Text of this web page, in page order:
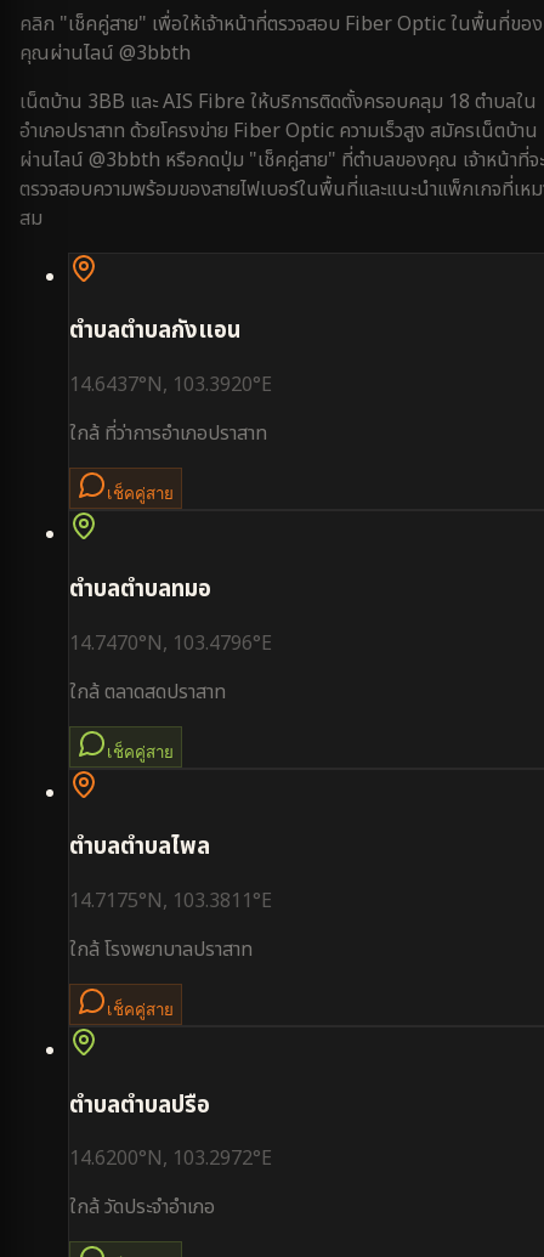
คลิก "เช็คคู่สาย" เพื่อให้เจ้าหน้าที่ตรวจสอบ Fiber Optic ในพื้นที่ของ
คุณผ่านไลน์ @3bbth
เน็ตบ้าน 3BB และ AIS Fibre ให้บริการติดตั้งครอบคลุม 18 ตำบลใน
อำเภอปราสาท ด้วยโครงข่าย Fiber Optic ความเร็วสูง สมัครเน็ตบ้าน
ผ่านไลน์ @3bbth หรือกดปุ่ม "เช็คคู่สาย" ที่ตำบลของคุณ เจ้าหน้าที่จะ
ตรวจสอบความพร้อมของสายไฟเบอร์ในพื้นที่และแนะนำแพ็กเกจที่เหม
สม
ตำบลตำบลกังแอน
14.6437°N, 103.3920°E
ใกล้ ที่ว่าการอำเภอปราสาท
เช็คคู่สาย
ตำบลตำบลทมอ
14.7470°N, 103.4796°E
ใกล้ตลาดสดปราสาท
เช็คคู่สาย
ตำบลตำบลไพล
14.7175°N, 103.3811°E
ใกล้โรงพยาบาลปราสาท
เช็คคู่สาย
ตำบลตำบลปรือ
14.6200°N, 103.2972°E
ใกล้วัดประจำอำเภอ